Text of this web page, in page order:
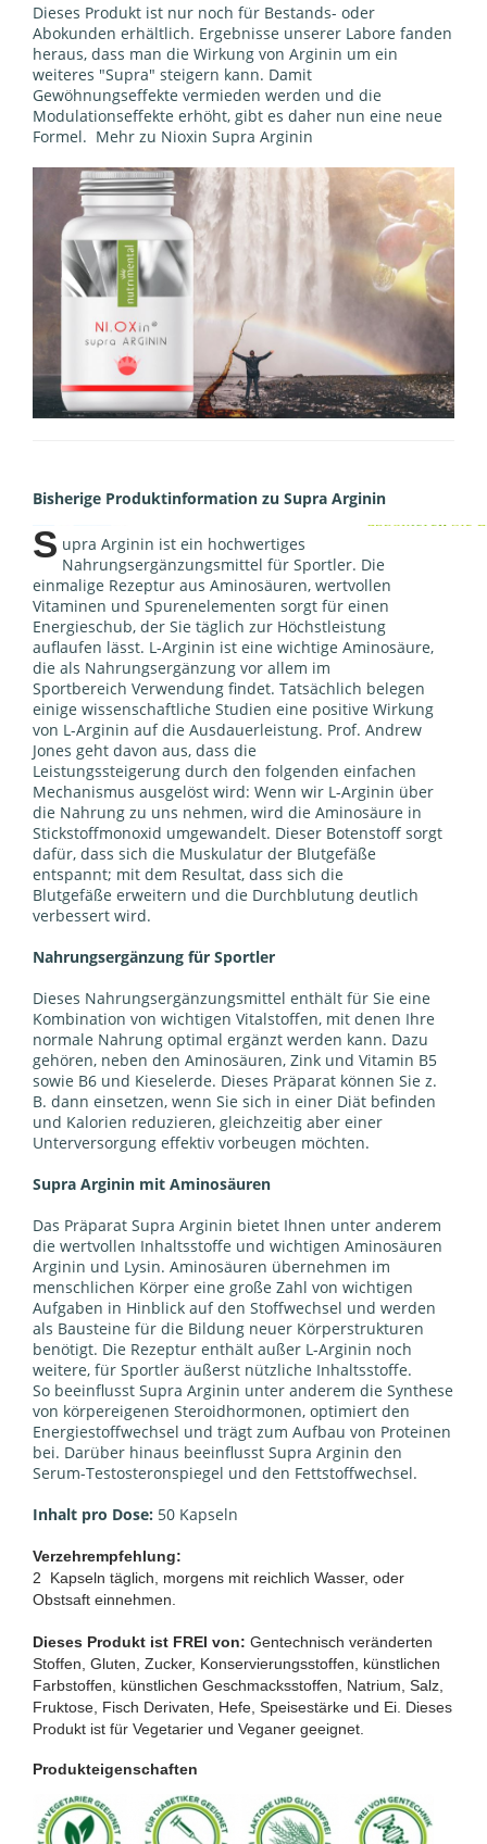
Dieses Produkt ist nur noch für Bestands- oder
Abokunden erhältlich. Ergebnisse unserer Labore fanden
heraus, dass man die Wirkung von Arginin um ein
weiteres "Supra" steigern kann. Damit
Gewöhnungseffekte vermieden werden und die
Modulationseffekte erhöht, gibt es daher nun eine neue
Formel.​​ Mehr zu Nioxin Supra Arginin
Bisherige Produktinformation zu Supra Arginin
S upra Arginin ist ein hochwertiges
Nahrungsergänzungsmittel für Sportler. Die
einmalige Rezeptur aus Aminosäuren, wertvollen
Vitaminen und Spurenelementen sorgt für einen
Energieschub, der Sie täglich zur Höchstleistung
auflaufen lässt. L-Arginin ist eine wichtige Aminosäure,
die als Nahrungsergänzung vor allem im
Sportbereich Verwendung findet. Tatsächlich belegen
einige wissenschaftliche Studien eine positive Wirkung
von L-Arginin auf die Ausdauerleistung. Prof. Andrew
Jones geht davon aus, dass die
Leistungssteigerung durch den folgenden einfachen
Mechanismus ausgelöst wird: Wenn wir L-Arginin über
die Nahrung zu uns nehmen, wird die Aminosäure in
Stickstoffmonoxid umgewandelt. Dieser Botenstoff sorgt
dafür, dass sich die Muskulatur der Blutgefäße
entspannt; mit dem Resultat, dass sich die
Blutgefäße erweitern und die Durchblutung deutlich
verbessert wird.
Nahrungsergänzung für Sportler
Dieses Nahrungsergänzungsmittel enthält für Sie eine
Kombination von wichtigen Vitalstoffen, mit denen Ihre
normale Nahrung optimal ergänzt werden kann. Dazu
gehören, neben den Aminosäuren, Zink und Vitamin B5
sowie B6 und Kieselerde. Dieses Präparat können Sie z.
B. dann einsetzen, wenn Sie sich in einer Diät befinden
und Kalorien reduzieren, gleichzeitig aber einer
Unterversorgung effektiv vorbeugen möchten.
Supra Arginin mit Aminosäuren
Das Präparat Supra Arginin bietet Ihnen unter anderem
die wertvollen Inhaltsstoffe und wichtigen Aminosäuren
Arginin und Lysin. Aminosäuren übernehmen im
menschlichen Körper eine große Zahl von wichtigen
Aufgaben in Hinblick auf den Stoffwechsel und werden
als Bausteine für die Bildung neuer Körperstrukturen
benötigt. Die Rezeptur enthält außer L-Arginin noch
weitere, für Sportler äußerst nützliche Inhaltsstoffe.
So beeinflusst Supra Arginin unter anderem die Synthese
von körpereigenen Steroidhormonen, optimiert den
Energiestoffwechsel und trägt zum Aufbau von Proteinen
bei. Darüber hinaus beeinflusst Supra Arginin den
Serum-Testosteronspiegel und den Fettstoffwechsel.
Inhalt pro Dose: 50 Kapseln
Verzehrempfehlung:
2 Kapseln täglich, morgens mit reichlich Wasser, oder
Obstsaft einnehmen.
Dieses Produkt ist FREI von: Gentechnisch veränderten
Stoffen, Gluten, Zucker, Konservierungsstoffen, künstlichen
Farbstoffen, künstlichen Geschmacksstoffen, Natrium, Salz,
Fruktose, Fisch Derivaten, Hefe, Speisestärke und Ei. Dieses
Produkt ist für Vegetarier und Veganer geeignet.
Produkteigenschaften